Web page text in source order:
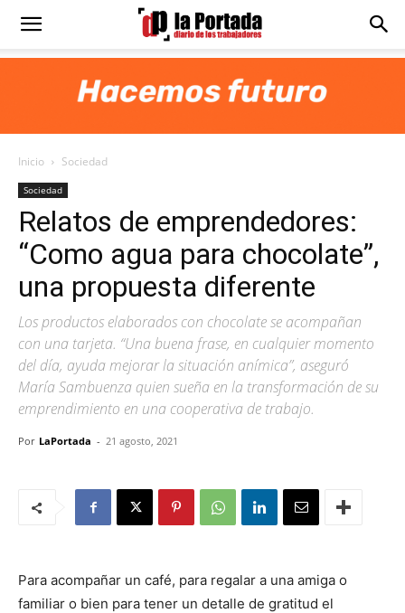
Diario
Portada
Inicio Sociedad
Sociedad
Relatos de emprendedores:
“Como agua para chocolate”,
una propuesta diferente
Los productos elaborados con chocolate se acompañan
con una tarjeta. “Una buena frase, en cualquier momento
del día, ayuda mejorar la situación anímica”, aseguró
María Sambuenza quien sueña en la transformación de su
emprendimiento en una cooperativa de trabajo.
Por LaPortada - 21 agosto, 2021
Para acompañar un café, para regalar a una amiga o
familiar o bien para tener un detalle de gratitud el